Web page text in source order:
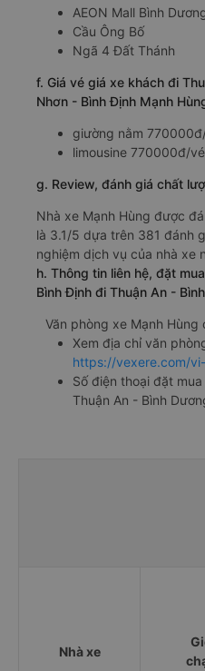
AEON Mall Bình
Cầu Ông Bố
Ngã 4 Đất Thánh
f. Giá vé giá xe khách đi
Nhơn - Bình Định Mạnh
giường nằm
limousine 770000đ/vé
g. Review, đánh giá chất
Nhà xe Mạnh Hùng được
là 3.1/5 dựa trên 381 đánh
nghiệm dịch vụ của nhà xe
h. Thông tin liên hệ, đặt
Bình Định đi Thuận An -
Văn phòng xe Mạnh Hùng
Xem địa chỉ văn
https://vexere.com/
Số điện thoại đặt
Thuận An - Bình
Nhà xe